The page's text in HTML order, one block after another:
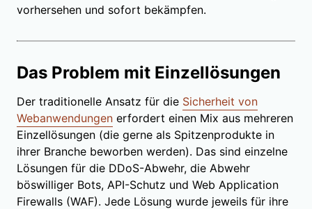
vorhersehen und sofort bekämpfen.
Das Problem mit Einzellösungen
Der traditionelle Ansatz für die Sicherheit von
Webanwendungen erfordert einen Mix aus mehreren
Einzellösungen (die gerne als Spitzenprodukte in
ihrer Branche beworben werden). Das sind einzelne
Lösungen für die DDoS-Abwehr, die Abwehr
böswilliger Bots, API-Schutz und Web Application
Firewalls (WAF). Jede Lösung wurde jeweils für ihre